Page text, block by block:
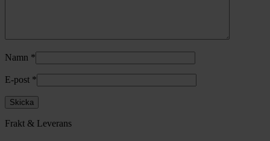
Namn *
E-post *
Frakt & Leverans